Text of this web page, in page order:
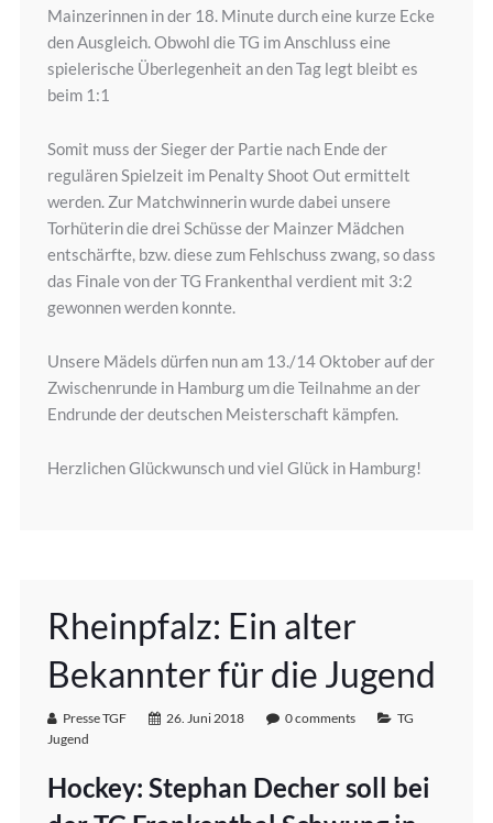
Mainzerinnen in der 18. Minute durch eine kurze Ecke
den Ausgleich. Obwohl die TG im Anschluss eine
spielerische Überlegenheit an den Tag legt bleibt es
beim 1:1
Somit muss der Sieger der Partie nach Ende der
regulären Spielzeit im Penalty Shoot Out ermittelt
werden. Zur Matchwinnerin wurde dabei unsere
Torhüterin die drei Schüsse der Mainzer Mädchen
entschärfte, bzw. diese zum Fehlschuss zwang, so dass
das Finale von der TG Frankenthal verdient mit 3:2
gewonnen werden konnte.
Unsere Mädels dürfen nun am 13./14 Oktober auf der
Zwischenrunde in Hamburg um die Teilnahme an der
Endrunde der deutschen Meisterschaft kämpfen.
Herzlichen Glückwunsch und viel Glück in Hamburg!
Rheinpfalz: Ein alter
Bekannter für die Jugend
Presse TGF 26. Juni 2018 0 comments
TG
Jugend
Hockey: Stephan Decher soll bei